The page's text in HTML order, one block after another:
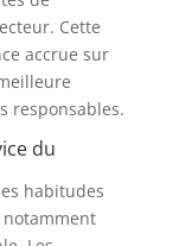
Cette
accrue sur
responsables.
du
habitudes